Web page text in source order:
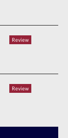
Review
Review